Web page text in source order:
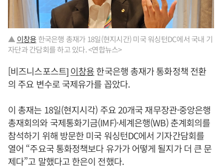
▲ 이창용 한국은행 총재가 18일(현지시간) 미국 워싱턴DC에서 국내 기
자단과 간담회를 하고 있다. <연합뉴스>
[비즈니스포스트]이창용한국은행 총재가 통화정책 전환
의 주요 변수로 국제유가를 꼽았다.
이 총재는 18일(현지시각) 주요 20개국 재무장관·중앙은행
총재회의와 국제통화기금(IMF)·세계은행(WB) 춘계회의를
참석하기 위해 방문한 미국 워싱턴DC에서 기자간담회를
열어 “주요국 통화정책보다 유가가 어떻게 될지가 더 큰 문
제다”고 말했다고 한은이 전했다.